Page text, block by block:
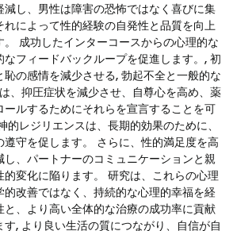
し、男性は障害の恐怖ではなく喜びに集
によって性的経験の自発性と品質を向上
成功したインターコースからの心理的な
フィードバックループを促進します。, 初
の感情を減少させる, 勃起不全と一般的な
、抑圧症状を減少させ、自尊心を高め、薬
ールするためにそれらを宣言することを可
レジリエンスは、長期的効果のために、
守を促します。 さらに、性的満足度を高
、パートナーのコミュニケーションと親
的変化に陥ります。 研究は、これらの心理
改善ではなく、持続的な心理的幸福を経
、より高い全体的な治療の成功率に貢献
, より良い生活の質につながり、自信が自